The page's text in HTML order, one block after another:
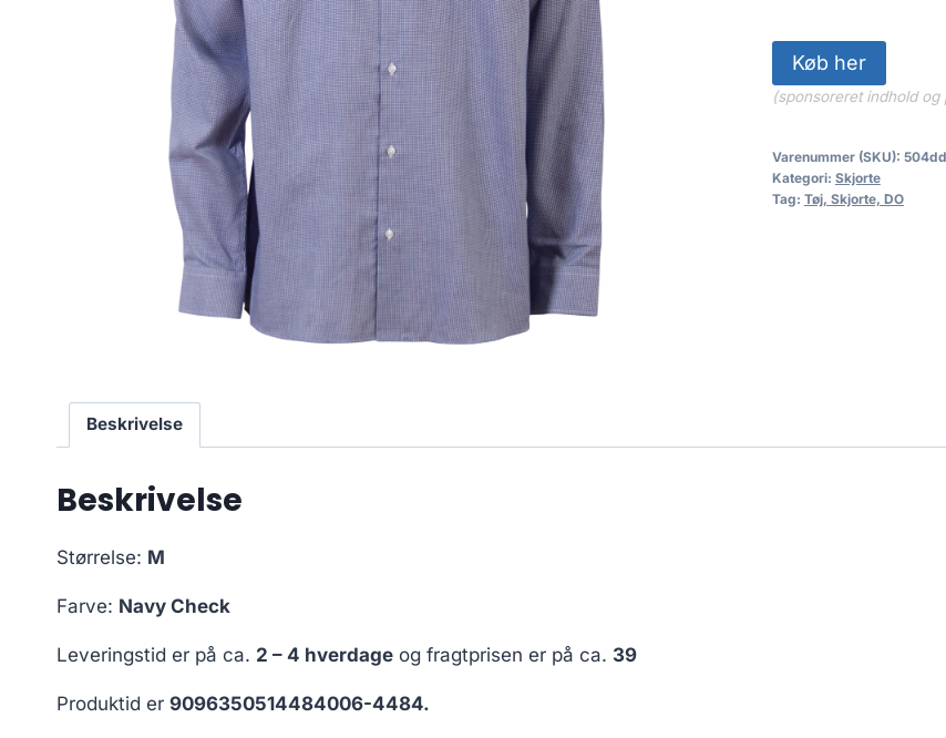
Køb her
(sponsoreret indhold
Varenummer (SKU):
Kategori: Skjorte
Tag: Tøj, Skjorte, DO
Beskrivelse
Beskrivelse
Størrelse: M
Farve: Navy Check
Leveringstid er på ca. 2 – 4 hverdage og fragtprisen er på ca. 39
Produktid er 9096350514484006-4484.